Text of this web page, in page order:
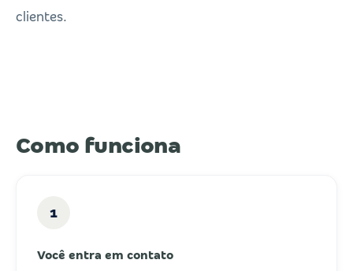
clientes.
Como funciona
1
Você entra em contato